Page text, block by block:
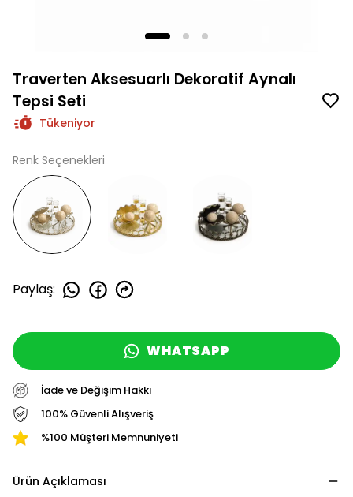
Traverten Aksesuarlı Dekoratif Aynalı
Tepsi Seti
Tükeniyor
Renk Seçenekleri
Paylaş:
WHATSAPP
İade ve Değişim Hakkı
100% Güvenli Alışveriş
%100 Müşteri Memnuniyeti
Ürün Açıklaması